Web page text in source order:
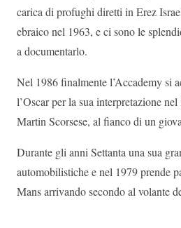
carica di profughi diretti in Erez
ebraico nel 1963, e ci sono le
a documentarlo.
Nel 1986 finalmente l’Accademy si
l’Oscar per la sua interpretazione
Martin Scorsese, al fianco di un
Durante gli anni Settanta una sua
automobilistiche e nel 1979 prende
Mans arrivando secondo al volante